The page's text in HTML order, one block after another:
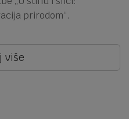
prirodom“.
više